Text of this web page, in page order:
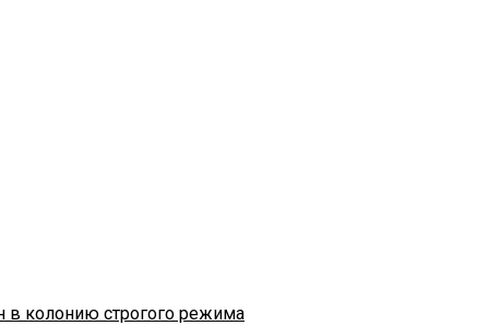
в колонию строгого режима